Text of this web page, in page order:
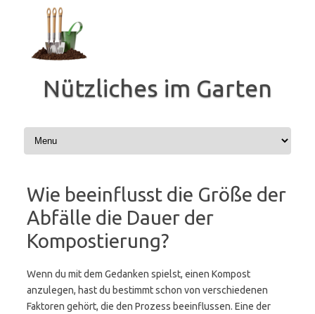
springen
Nützliches im Garten
Wie beeinflusst die Größe der
Abfälle die Dauer der
Kompostierung?
Wenn du mit dem Gedanken spielst, einen Kompost
anzulegen, hast du bestimmt schon von verschiedenen
Faktoren gehört, die den Prozess beeinflussen. Eine der